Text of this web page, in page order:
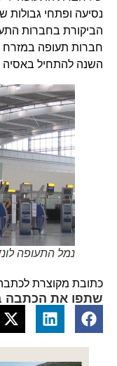
נסיעה ופתחי גבולות
הביקורת בחברות
חברות תעופה במזרח
השנה להתחיל באסיה
נמל התעופה לונדון הית'רו.
כתובת מקוצרת לכתבה
שתפו את הכתבה